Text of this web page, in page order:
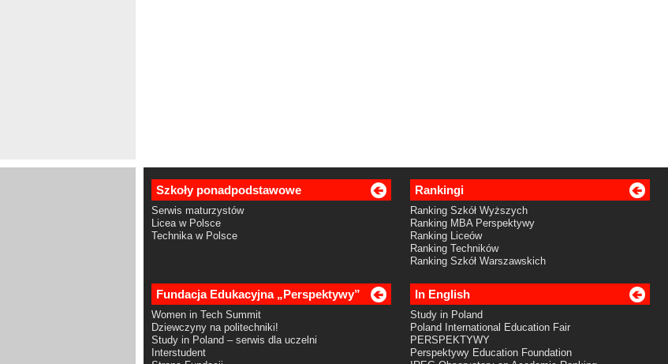
Szkoły ponadpodstawowe
Serwis maturzystów
Licea w Polsce
Technika w Polsce
Rankingi
Ranking Szkół Wyższych
Ranking MBA Perspektywy
Ranking Liceów
Ranking Techników
Ranking Szkół Warszawskich
Fundacja Edukacyjna „Perspektywy”
Women in Tech Summit
Dziewczyny na politechniki!
Study in Poland – serwis dla uczelni
Interstudent
In English
Study in Poland
Poland International Education Fair
PERSPEKTYWY
Perspektywy Education Foundation